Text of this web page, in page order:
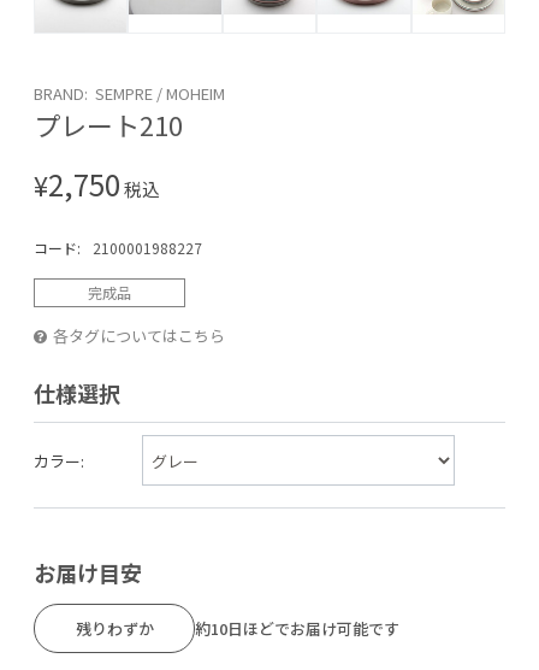
BRAND: SEMPRE / MOHEIM
プレート210
¥2,750税込
コード: 2100001988227
完成品
各タグについてはこちら
仕様選択
カラー:
お届け目安
残りわずか 約10日ほどでお届け可能です